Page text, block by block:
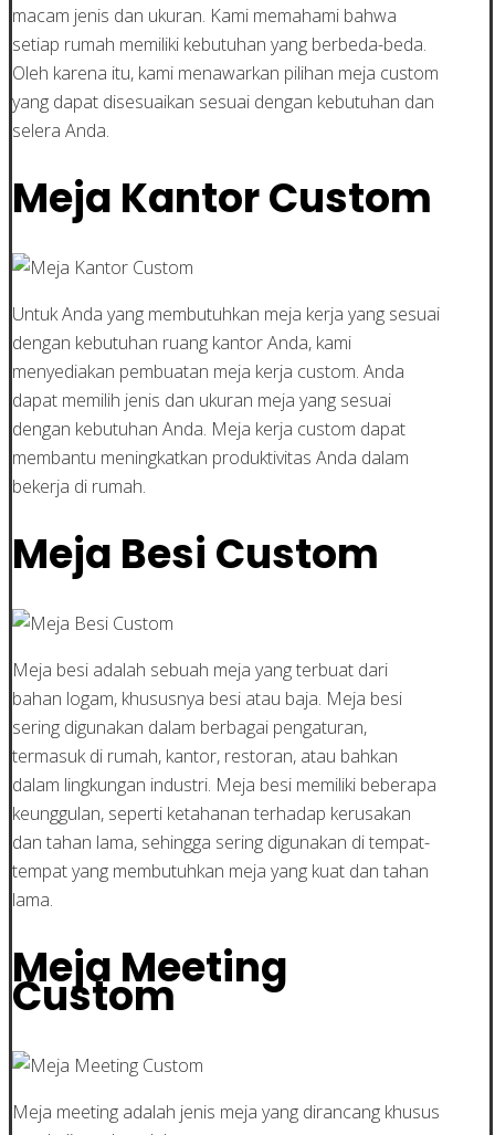
macam jenis dan ukuran. Kami memahami bahwa
setiap rumah memiliki kebutuhan yang berbeda-beda.
Oleh karena itu, kami menawarkan pilihan meja custom
yang dapat disesuaikan sesuai dengan kebutuhan dan
selera Anda.
Meja Kantor Custom
Untuk Anda yang membutuhkan meja kerja yang sesuai
dengan kebutuhan ruang kantor Anda, kami
menyediakan pembuatan meja kerja custom. Anda
dapat memilih jenis dan ukuran meja yang sesuai
dengan kebutuhan Anda. Meja kerja custom dapat
membantu meningkatkan produktivitas Anda dalam
bekerja di rumah.
Meja Besi Custom
Meja besi adalah sebuah meja yang terbuat dari
bahan logam, khususnya besi atau baja. Meja besi
sering digunakan dalam berbagai pengaturan,
termasuk di rumah, kantor, restoran, atau bahkan
dalam lingkungan industri. Meja besi memiliki beberapa
keunggulan, seperti ketahanan terhadap kerusakan
dan tahan lama, sehingga sering digunakan di tempat-
tempat yang membutuhkan meja yang kuat dan tahan
lama.
Meja Meeting
Custom
Meja meeting adalah jenis meja yang dirancang khusus